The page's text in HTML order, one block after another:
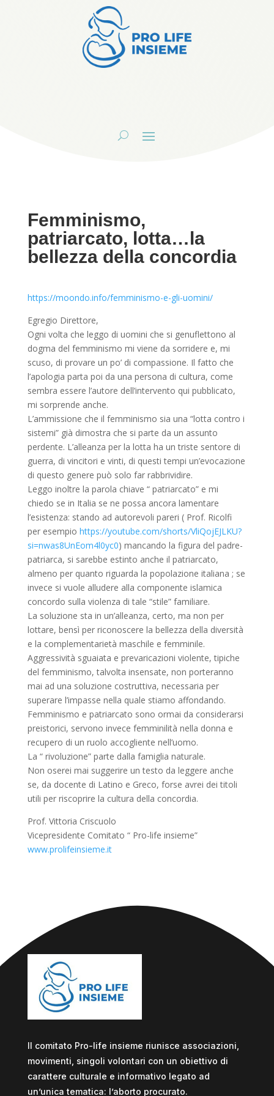
Femminismo,
patriarcato, lotta…la
bellezza della concordia
https://moondo.info/femminismo-e-gli-uomini/
Egregio Direttore,
Ogni volta che leggo di uomini che si genuflettono al
dogma del femminismo mi viene da sorridere e, mi
scuso, di provare un po’ di compassione. Il fatto che
l’apologia parta poi da una persona di cultura, come
sembra essere l’autore dell’intervento qui pubblicato,
mi sorprende anche.
L’ammissione che il femminismo sia una “lotta contro i
sistemi” già dimostra che si parte da un assunto
perdente. L’alleanza per la lotta ha un triste sentore di
guerra, di vincitori e vinti, di questi tempi un’evocazione
di questo genere può solo far rabbrividire.
Leggo inoltre la parola chiave “ patriarcato” e mi
chiedo se in Italia se ne possa ancora lamentare
l’esistenza: stando ad autorevoli pareri ( Prof. Ricolfi
per esempio https://youtube.com/shorts/VliQojEJLKU?
si=nwas8UnEom4l0yc0) mancando la figura del padre-
patriarca, si sarebbe estinto anche il patriarcato,
almeno per quanto riguarda la popolazione italiana ; se
invece si vuole alludere alla componente islamica
concordo sulla violenza di tale “stile” familiare.
La soluzione sta in un’alleanza, certo, ma non per
lottare, bensì per riconoscere la bellezza della diversità
e la complementarietà maschile e femminile.
Aggressività sguaiata e prevaricazioni violente, tipiche
del femminismo, talvolta insensate, non porteranno
mai ad una soluzione costruttiva, necessaria per
superare l’impasse nella quale stiamo affondando.
Femminismo e patriarcato sono ormai da considerarsi
preistorici, servono invece femminilità nella donna e
recupero di un ruolo accogliente nell’uomo.
La “ rivoluzione” parte dalla famiglia naturale.
Non oserei mai suggerire un testo da leggere anche
se, da docente di Latino e Greco, forse avrei dei titoli
utili per riscoprire la cultura della concordia.
Prof. Vittoria Criscuolo
Vicepresidente Comitato “ Pro-life insieme”
www.prolifeinsieme.it
Il comitato Pro-life insieme riunisce associazioni,
movimenti, singoli volontari con un obiettivo di
carattere culturale e informativo legato ad
un’unica tematica: l’aborto procurato.